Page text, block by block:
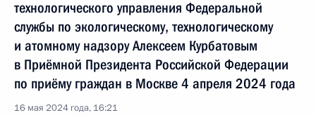
технологического управления Федеральной
службы по экологическому, технологическому
и атомному надзору Алексеем Курбатовым
в Приёмной Президента Российской Федерации
по приёму граждан в Москве 4 апреля 2024 года
16 мая 2024 года, 16:21